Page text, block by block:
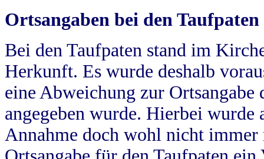
Ortsangaben bei den Taufpaten
Bei den Taufpaten stand im
Herkunft. Es wurde deshalb
eine Abweichung zur
angegeben wurde. Hierbei wurde
Annahme doch wohl nicht